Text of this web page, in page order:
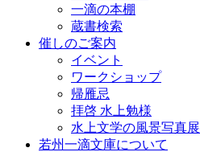
一滴の本棚
蔵書検索
催しのご案内
イベント
ワークショップ
帰雁忌
拝啓 水上勉様
水上文学の風景写真展
若州一滴文庫について